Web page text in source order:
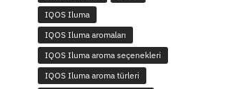
IQOS Iluma
IQOS Iluma aromaları
IQOS Iluma aroma seçenekleri
IQOS Iluma aroma türleri